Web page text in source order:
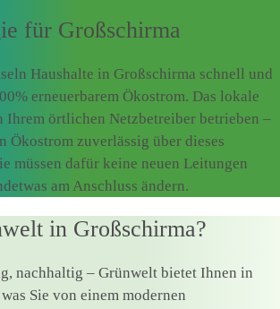
für Großschirma
Haushalte in Großschirma schnell und
erneuerbarem Ökostrom. Das lokale
Ihrem örtlichen Netzbetreiber betrieben –
Ökostrom zuverlässig über dieses
müssen dafür keine neuen Leitungen
am Anschluss ändern.
in Großschirma?
nachhaltig – Grünwelt bietet Ihnen in
Sie von einem modernen